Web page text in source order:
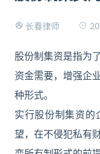
长春律师
股份制集资是指为
资金需要，增强企
种形式。
实行股份制集资的
望，在不侵犯私有